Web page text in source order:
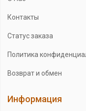
Контакты
Статус заказа
Политика
Возврат и обмен
Информация